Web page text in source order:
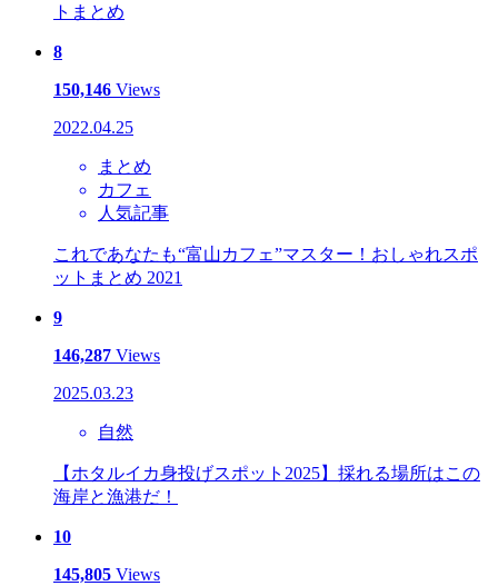
トまとめ
8
150,146 Views
2022.04.25
まとめ
カフェ
人気記事
これであなたも“富山カフェ”マスター！おしゃれスポ
ットまとめ 2021
9
146,287 Views
2025.03.23
自然
【ホタルイカ身投げスポット2025】採れる場所はこの
海岸と漁港だ！
10
145,805 Views